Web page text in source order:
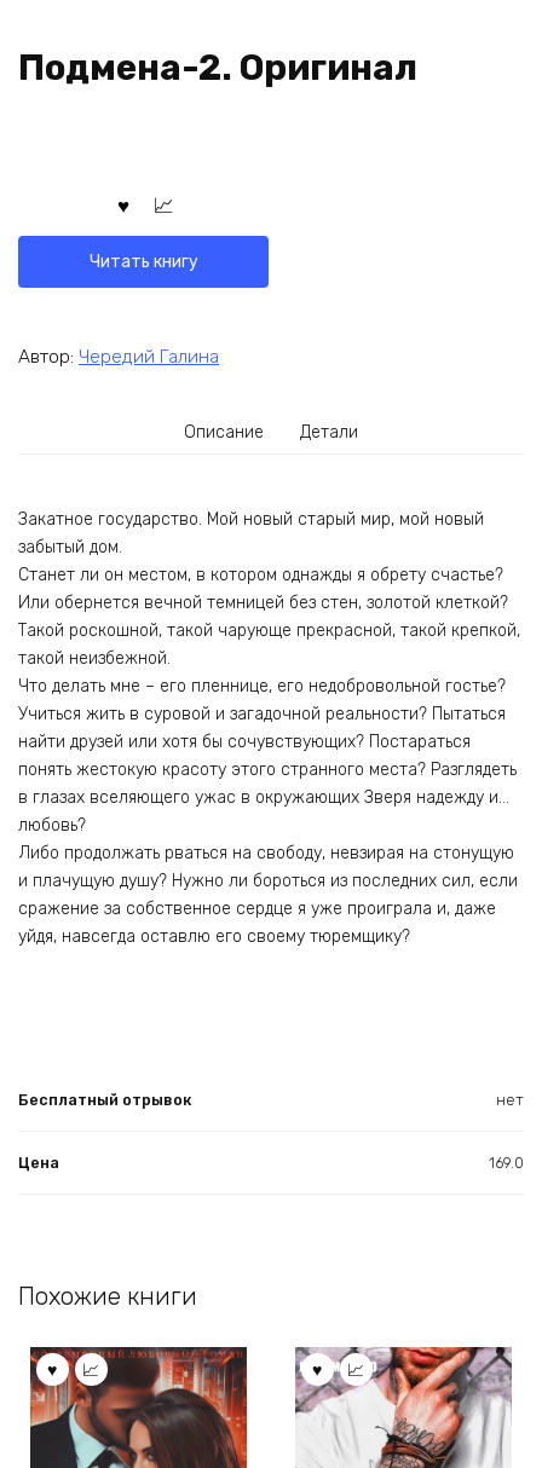
Подмена-2. Оригинал
Читать книгу
Автор: Чередий Галина
Описание Детали
Закатное государство. Мой новый старый мир, мой новый
забытый дом.
Станет ли он местом, в котором однажды я обрету счастье?
Или обернется вечной темницей без стен, золотой клеткой?
Такой роскошной, такой чарующе прекрасной, такой крепкой,
такой неизбежной.
Что делать мне – его пленнице, его недобровольной гостье?
Учиться жить в суровой и загадочной реальности? Пытаться
найти друзей или хотя бы сочувствующих? Постараться
понять жестокую красоту этого странного места? Разглядеть
в глазах вселяющего ужас в окружающих Зверя надежду и…
любовь?
Либо продолжать рваться на свободу, невзирая на стонущую
и плачущую душу? Нужно ли бороться из последних сил, если
сражение за собственное сердце я уже проиграла и, даже
уйдя, навсегда оставлю его своему тюремщику?
Бесплатный отрывок нет
Цена 169.0
Похожие книги